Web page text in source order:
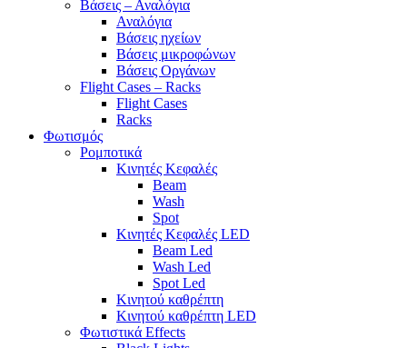
Βάσεις – Αναλόγια
Αναλόγια
Βάσεις ηχείων
Βάσεις μικροφώνων
Βάσεις Οργάνων
Flight Cases – Racks
Flight Cases
Racks
Φωτισμός
Ρομποτικά
Κινητές Κεφαλές
Beam
Wash
Spot
Κινητές Κεφαλές LED
Beam Led
Wash Led
Spot Led
Κινητού καθρέπτη
Κινητού καθρέπτη LED
Φωτιστικά Effects